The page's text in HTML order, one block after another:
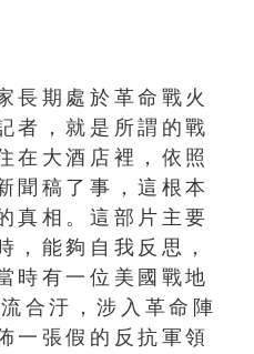
長期處於革命戰火
者，就是所謂的戰
在大酒店裡，依照
聞稿了事，這根本
真相。這部片主要
，能夠自我反思，
時有一位美國戰地
合汙，涉入革命陣
一張假的反抗軍領